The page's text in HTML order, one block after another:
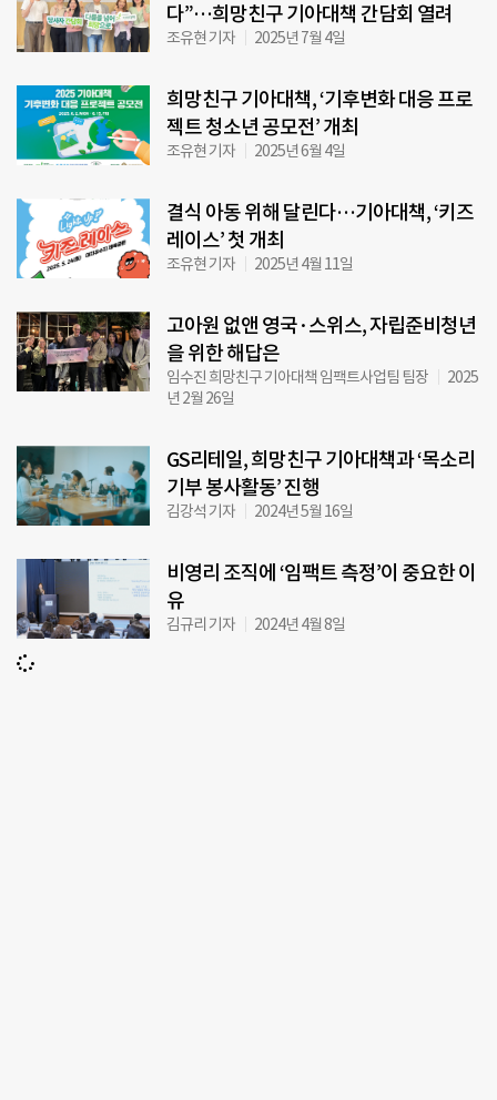
다”…희망친구 기아대책 간담회 열려
조유현 기자 2025년 7월 4일
희망친구 기아대책, ‘기후변화 대응 프로
젝트 청소년 공모전’ 개최
조유현 기자 2025년 6월 4일
결식 아동 위해 달린다…기아대책, ‘키즈
레이스’ 첫 개최
조유현 기자 2025년 4월 11일
고아원 없앤 영국·스위스, 자립준비청년
을 위한 해답은
임수진 희망친구 기아대책 임팩트사업팀 팀장
2025
년 2월 26일
GS리테일, 희망친구 기아대책과 ‘목소리
기부 봉사활동’ 진행
김강석 기자 2024년 5월 16일
비영리 조직에 ‘임팩트 측정’이 중요한 이
유
김규리 기자 2024년 4월 8일